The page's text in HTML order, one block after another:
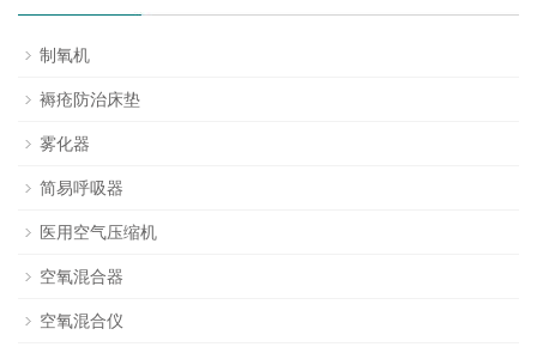
制氧机
褥疮防治床垫
雾化器
简易呼吸器
医用空气压缩机
空氧混合器
空氧混合仪